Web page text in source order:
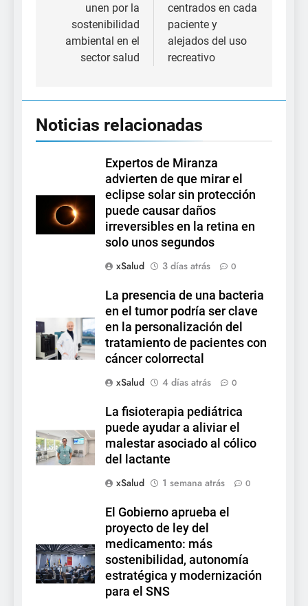
unen por la
sostenibilidad
ambiental en el
sector salud
centrados en cada
paciente y
alejados del uso
recreativo
Noticias relacionadas
Expertos de Miranza
advierten de que mirar el
eclipse solar sin protección
puede causar daños
irreversibles en la retina en
solo unos segundos
xSalud
3 días atrás 0
La presencia de una bacteria
en el tumor podría ser clave
en la personalización del
tratamiento de pacientes con
cáncer colorrectal
xSalud
4 días atrás 0
La fisioterapia pediátrica
puede ayudar a aliviar el
malestar asociado al cólico
del lactante
xSalud
1 semana atrás 0
El Gobierno aprueba el
proyecto de ley del
medicamento: más
sostenibilidad, autonomía
estratégica y modernización
para el SNS